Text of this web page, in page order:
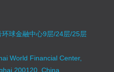
球金融中心9层/24层/25层
World Financial Center,
200120, China